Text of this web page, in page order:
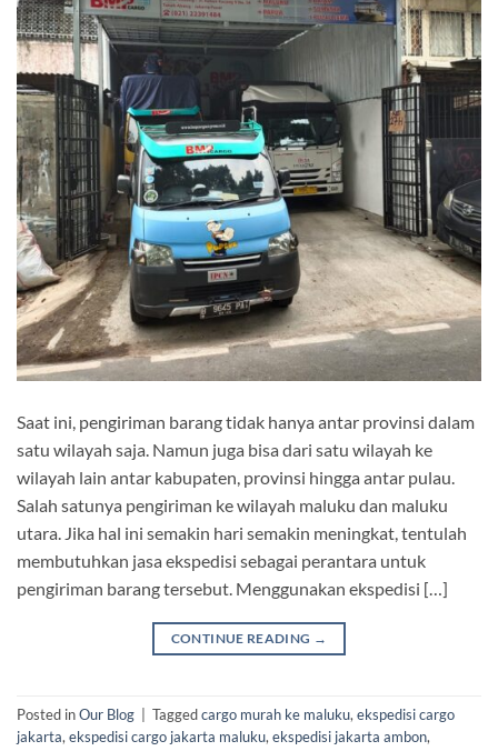
Saat ini, pengiriman barang tidak hanya antar provinsi dalam
satu wilayah saja. Namun juga bisa dari satu wilayah ke
wilayah lain antar kabupaten, provinsi hingga antar pulau.
Salah satunya pengiriman ke wilayah maluku dan maluku
utara. Jika hal ini semakin hari semakin meningkat, tentulah
membutuhkan jasa ekspedisi sebagai perantara untuk
pengiriman barang tersebut. Menggunakan ekspedisi […]
CONTINUE READING →
Posted inOur Blog Taggedcargo murah ke maluku, ekspedisi cargo
jakarta, ekspedisi cargo jakarta maluku, ekspedisi jakarta ambon,